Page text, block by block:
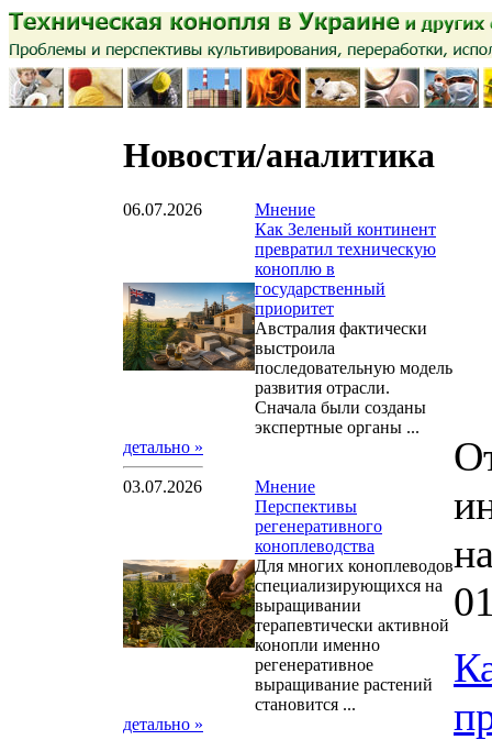
Новости/аналитика
06.07.2026
Мнение
Как Зеленый континент
превратил техническую
коноплю в
государственный
приоритет
Австралия фактически
выстроила
последовательную модель
развития отрасли.
Сначала были созданы
экспертные органы ...
детально »
03.07.2026
Мнение
Перспективы
регенеративного
коноплеводства
Для многих коноплеводов
специализирующихся на
выращивании
терапевтически активной
конопли именно
регенеративное
выращивание растений
становится ...
детально »